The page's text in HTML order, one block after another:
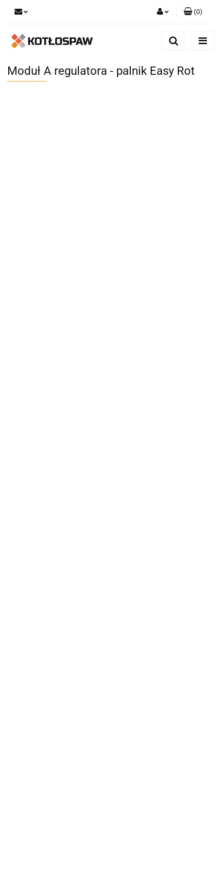
Dodaj zgłoszenie
(0)
Moduł A regulatora - palnik Easy Rot